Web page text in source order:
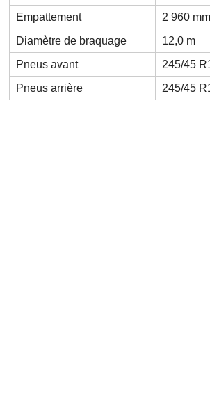
Empattement
2 960 mm
Diamètre de braquage
12,0 m
Pneus avant
245/45
Pneus arrière
245/45